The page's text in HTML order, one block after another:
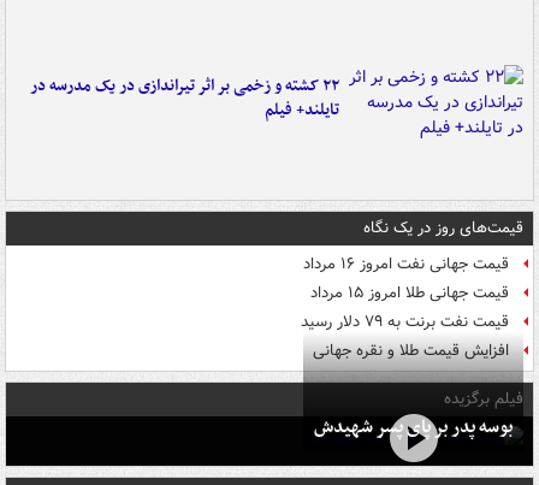
۲۲ کشته و زخمی بر اثر تیراندازی در یک مدرسه در
تایلند+ فیلم
قیمت‌های روز در یک نگاه
قیمت جهانی نفت امروز ۱۶ مرداد
قیمت جهانی طلا امروز ۱۵ مرداد
قیمت نفت برنت به ۷۹ دلار رسید
افزایش قیمت طلا و نقره جهانی
فیلم برگزیده
بوسه‌ پدر بر پای پسر شهیدش